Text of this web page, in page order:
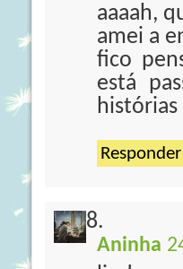
aaaah,
amei a
fico
está
histórias
Responder
Aninha